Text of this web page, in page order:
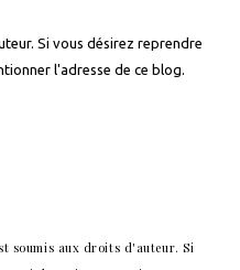
Si vous désirez reprendre
l'adresse de ce blog.
soumis aux droits d'auteur. Si